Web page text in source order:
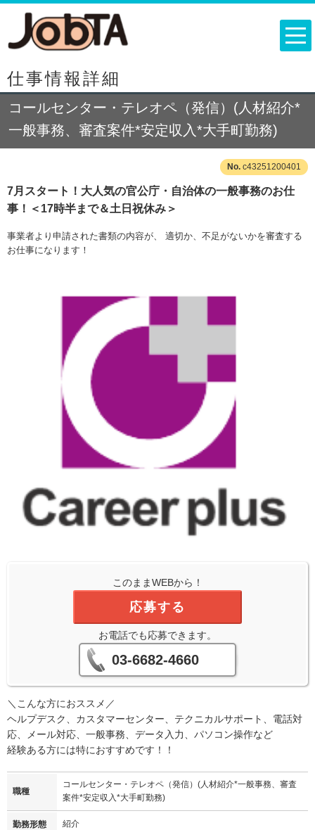
仕事情報詳細
コールセンター・テレオペ（発信）(人材紹介*
一般事務、審査案件*安定収入*大手町勤務)
c43251200401
7月スタート！大人気の官公庁・自治体の一般事務のお仕
事！＜17時半まで＆土日祝休み＞
事業者より申請された書類の内容が、 適切か、不足がないかを審査する
お仕事になります！
このままWEBから！
応募する
お電話でも応募できます。
03-6682-4660
＼こんな方におススメ／
ヘルプデスク、カスタマーセンター、テクニカルサポート、電話対
応、メール対応、一般事務、データ入力、パソコン操作など
経験ある方には特におすすめです！！
職種
コールセンター・テレオペ（発信）(人材紹介*一般事務、審査
案件*安定収入*大手町勤務)
勤務形態 紹介